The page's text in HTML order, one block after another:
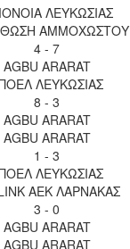
ΛΕΥΚΩΣΙΑΣ
ΑΜΜΟΧΩΣΤΟΥ
4 - 7
AGBU ARARAT
ΛΕΥΚΩΣΙΑΣ
8 - 3
AGBU ARARAT
AGBU ARARAT
1 - 3
ΛΕΥΚΩΣΙΑΣ
ΑΕΚ ΛΑΡΝΑΚΑΣ
3 - 0
AGBU ARARAT
AGBU ARARAT